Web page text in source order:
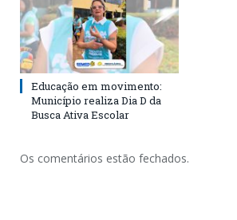
Educação em movimento:
Município realiza Dia D da
Busca Ativa Escolar
Os comentários estão fechados.